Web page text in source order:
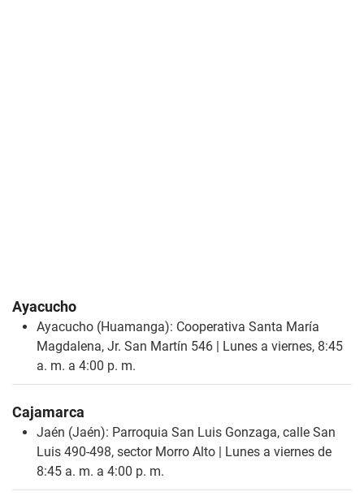
Ayacucho
Ayacucho (Huamanga): Cooperativa Santa María
Magdalena, Jr. San Martín 546 | Lunes a viernes, 8:45
a. m. a 4:00 p. m.
Cajamarca
Jaén (Jaén): Parroquia San Luis Gonzaga, calle San
Luis 490-498, sector Morro Alto | Lunes a viernes de
8:45 a. m. a 4:00 p. m.